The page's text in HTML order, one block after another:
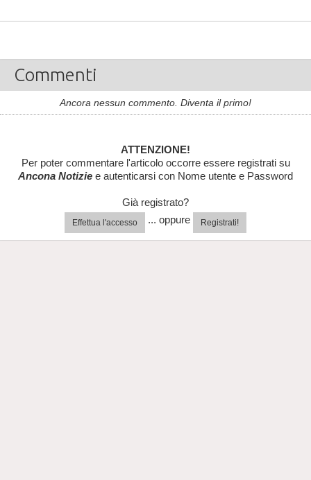
Commenti
Ancora nessun commento. Diventa il primo!
ATTENZIONE!
Per poter commentare l'articolo occorre essere registrati su
Ancona Notizie e autenticarsi con Nome utente e Password
Già registrato?
Effettua l'accesso ... oppure Registrati!